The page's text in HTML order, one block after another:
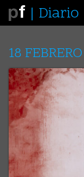
Diario
18